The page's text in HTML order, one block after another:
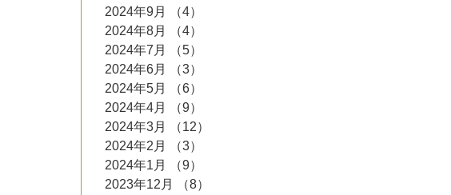
2024年9月
（4）
2024年8月
（4）
2024年7月
（5）
2024年6月
（3）
2024年5月
（6）
2024年4月
（9）
2024年3月
（12）
2024年2月
（3）
2024年1月
（9）
2023年12月
（8）